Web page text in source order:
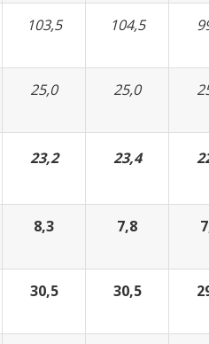
103,5 104,5
25,0 25,0
23,2 23,4
8,3 7,8
30,5 30,5